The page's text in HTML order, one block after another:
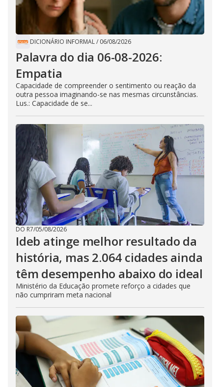
DICIONÁRIO INFORMAL/ 06/08/2026
Palavra do dia 06-08-2026:
Empatia
Capacidade de compreender o sentimento ou reação da
outra pessoa imaginando-se nas mesmas circunstâncias.
Lus.: Capacidade de se...
DO R7/05/08/2026
Ideb atinge melhor resultado da
história, mas 2.064 cidades ainda
têm desempenho abaixo do ideal
Ministério da Educação promete reforço a cidades que
não cumpriram meta nacional